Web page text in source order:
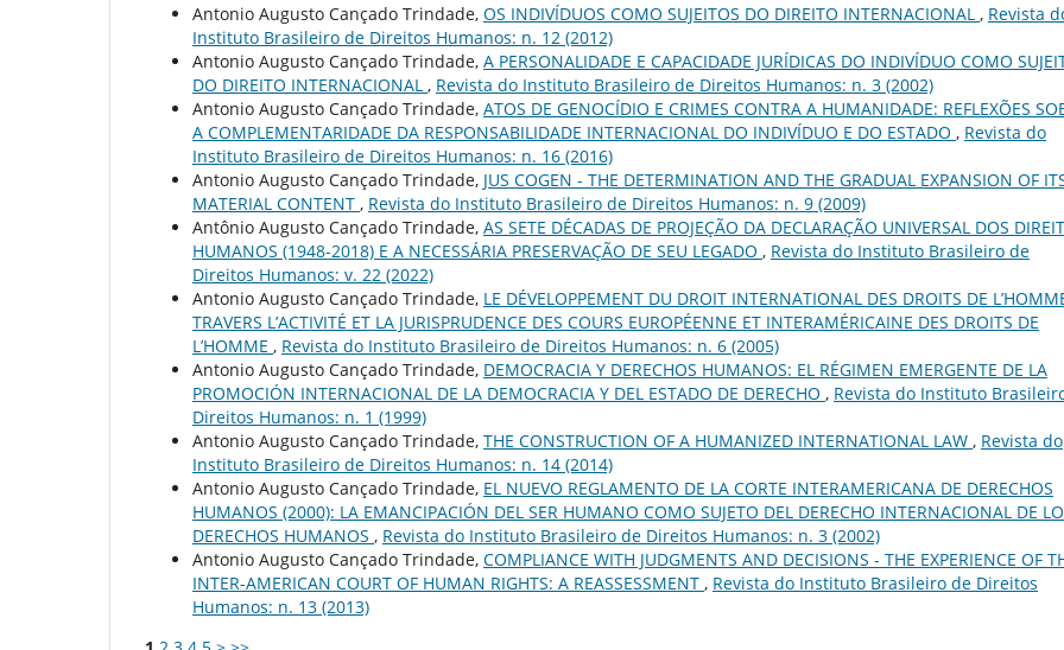
Antonio Augusto Cançado Trindade, OS INDIVÍDUOS COMO SUJEITOS DO DIREITO INTERNACIONAL , Revista
Instituto Brasileiro de Direitos Humanos: n. 12 (2012)
Antonio Augusto Cançado Trindade, A PERSONALIDADE E CAPACIDADE JURÍDICAS DO INDIVÍDUO COMO
DO DIREITO INTERNACIONAL , Revista do Instituto Brasileiro de Direitos Humanos: n. 3 (2002)
Antonio Augusto Cançado Trindade, ATOS DE GENOCÍDIO E CRIMES CONTRA A HUMANIDADE: REFLEXÕES
A COMPLEMENTARIDADE DA RESPONSABILIDADE INTERNACIONAL DO INDIVÍDUO E DO ESTADO , Revista do
Instituto Brasileiro de Direitos Humanos: n. 16 (2016)
Antonio Augusto Cançado Trindade, JUS COGEN - THE DETERMINATION AND THE GRADUAL EXPANSION OF
MATERIAL CONTENT , Revista do Instituto Brasileiro de Direitos Humanos: n. 9 (2009)
Antônio Augusto Cançado Trindade, AS SETE DÉCADAS DE PROJEÇÃO DA DECLARAÇÃO UNIVERSAL DOS
HUMANOS (1948-2018) E A NECESSÁRIA PRESERVAÇÃO DE SEU LEGADO , Revista do Instituto Brasileiro de
Direitos Humanos: v. 22 (2022)
Antonio Augusto Cançado Trindade, LE DÉVELOPPEMENT DU DROIT INTERNATIONAL DES DROITS DE
TRAVERS L’ACTIVITÉ ET LA JURISPRUDENCE DES COURS EUROPÉENNE ET INTERAMÉRICAINE DES DROITS DE
L’HOMME , Revista do Instituto Brasileiro de Direitos Humanos: n. 6 (2005)
Antonio Augusto Cançado Trindade, DEMOCRACIA Y DERECHOS HUMANOS: EL RÉGIMEN EMERGENTE DE LA
PROMOCIÓN INTERNACIONAL DE LA DEMOCRACIA Y DEL ESTADO DE DERECHO , Revista do Instituto
Direitos Humanos: n. 1 (1999)
Antonio Augusto Cançado Trindade, THE CONSTRUCTION OF A HUMANIZED INTERNATIONAL LAW , Revista do
Instituto Brasileiro de Direitos Humanos: n. 14 (2014)
Antonio Augusto Cançado Trindade, EL NUEVO REGLAMENTO DE LA CORTE INTERAMERICANA DE DERECHOS
HUMANOS (2000): LA EMANCIPACIÓN DEL SER HUMANO COMO SUJETO DEL DERECHO INTERNACIONAL DE
DERECHOS HUMANOS , Revista do Instituto Brasileiro de Direitos Humanos: n. 3 (2002)
Antonio Augusto Cançado Trindade, COMPLIANCE WITH JUDGMENTS AND DECISIONS - THE EXPERIENCE OF
INTER-AMERICAN COURT OF HUMAN RIGHTS: A REASSESSMENT , Revista do Instituto Brasileiro de Direitos
Humanos: n. 13 (2013)